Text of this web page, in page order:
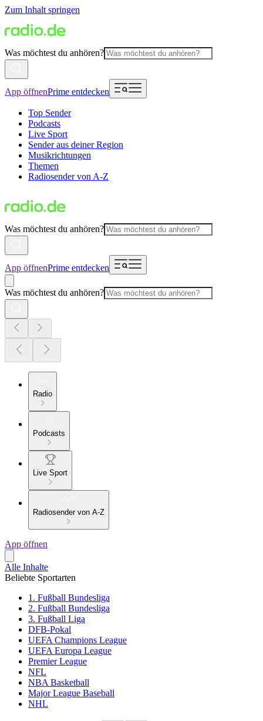
Zum Inhalt springen
Was möchtest du anhören?
App öffnenPrime entdecken
Top Sender
Podcasts
Live Sport
Sender aus deiner Region
Musikrichtungen
Themen
Radiosender von A-Z
Was möchtest du anhören?
App öffnenPrime entdecken
Was möchtest du anhören?
Radio
Podcasts
Live Sport
Radiosender von A-Z
App öffnen
Alle Inhalte
Beliebte Sportarten
1. Fußball Bundesliga
2. Fußball Bundesliga
3. Fußball Liga
DFB-Pokal
UEFA Champions League
UEFA Europa League
Premier League
NFL
NBA Basketball
Major League Baseball
NHL